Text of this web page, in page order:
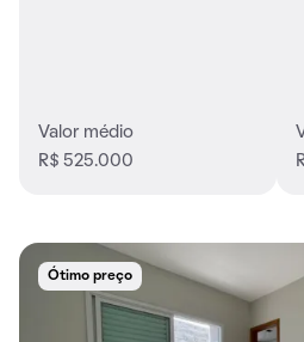
Valor médio
R$ 525.000
Ótimo preço